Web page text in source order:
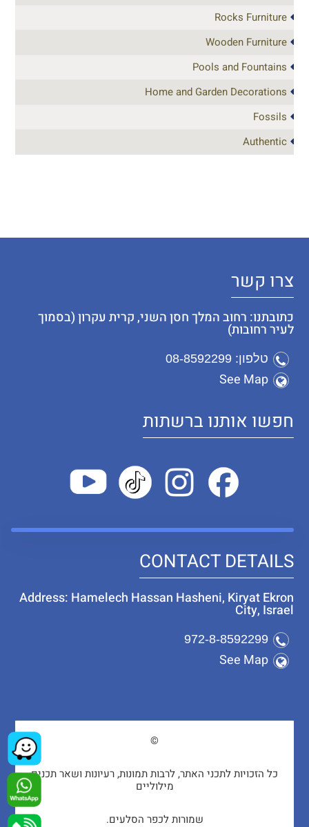
Rocks Furniture
Wooden Furniture
Pools and Fountains
Home and Garden Decorations
Fossils
Authentic
צרו קשר
כתובתנו: רחוב המלך חסן השני, קרית עקרון (בסמוך
לעיר רחובות)
טלפון: 08-8592299
See Map
חפשו אותנו ברשתות
CONTACT DETAILS
Address: Hamelech Hassan Hasheni, Kiryat Ekron
City, Israel
972-8-8592299
See Map
©
כל הזכויות לתכני האתר, לרבות תמונות, רעיונות ושאר תכנים
מילוליים
שמורות לכפר הסלעים.